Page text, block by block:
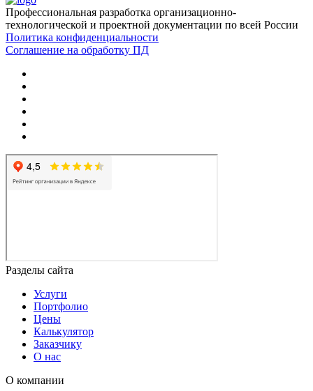
Профессиональная разработка организационно-
технологической и проектной документации по всей России
Политика конфиденциальности
Соглашение на обработку ПД
Разделы сайта
Услуги
Портфолио
Цены
Калькулятор
Заказчику
О нас
О компании